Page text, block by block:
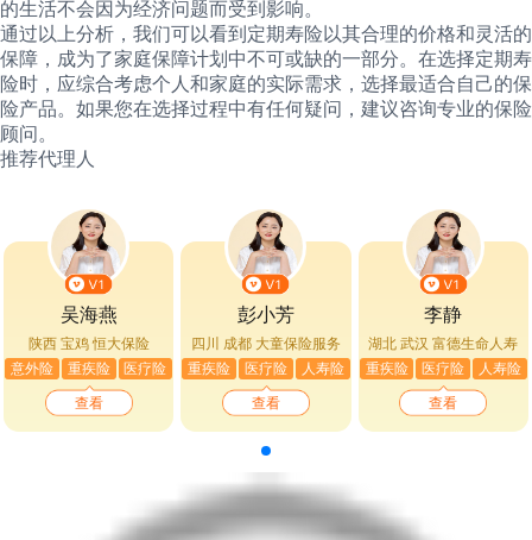
的生活不会因为经济问题而受到影响。
通过以上分析，我们可以看到定期寿险以其合理的价格和灵活的
保障，成为了家庭保障计划中不可或缺的一部分。在选择定期寿
险时，应综合考虑个人和家庭的实际需求，选择最适合自己的保
险产品。如果您在选择过程中有任何疑问，建议咨询专业的保险
顾问。
推荐代理人
吴海燕
陕西 宝鸡恒大保险
意外险
重疾险 医疗险
查看
彭小芳
四川 成都 大童保险服务
重疾险
医疗险 人寿险
查看
李静
湖北 武汉富德生命人寿
重疾险
医疗险 人寿险
查看